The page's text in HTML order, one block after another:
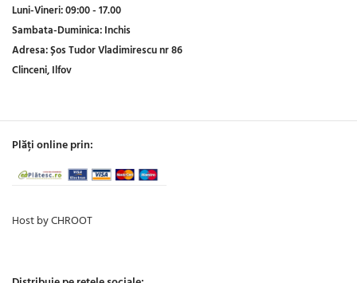
Luni-Vineri:09:00 - 17.00
Sambata-Duminica:Inchis
Adresa:Șos Tudor Vladimirescu nr 86
Clinceni, Ilfov
Plăți online prin:
Host by CHROOT